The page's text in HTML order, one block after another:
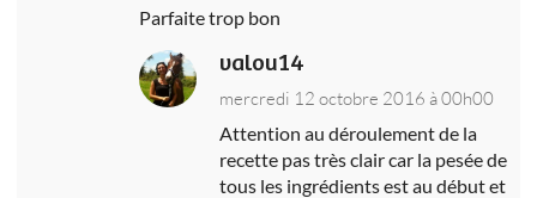
Parfaite trop bon
valou14
mercredi 12 octobre 2016 à 00h00
Attention au déroulement de la
recette pas très clair car la pesée de
tous les ingrédients est au début et